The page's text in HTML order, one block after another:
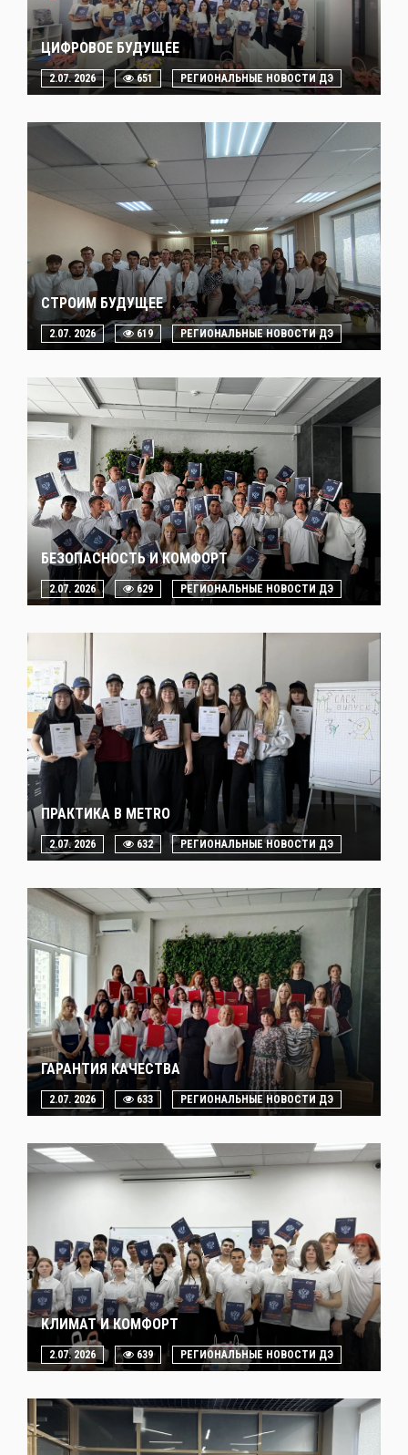
ЦИФРОВОЕ БУДУЩЕЕ
2.07. 2026 651 РЕГИОНАЛЬНЫЕ НОВОСТИ ДЭ
СТРОИМ БУДУЩЕЕ
2.07. 2026 619 РЕГИОНАЛЬНЫЕ НОВОСТИ ДЭ
БЕЗОПАСНОСТЬ И КОМФОРТ
2.07. 2026 629 РЕГИОНАЛЬНЫЕ НОВОСТИ ДЭ
ПРАКТИКА В METRO
2.07. 2026 632 РЕГИОНАЛЬНЫЕ НОВОСТИ ДЭ
ГАРАНТИЯ КАЧЕСТВА
2.07. 2026 633 РЕГИОНАЛЬНЫЕ НОВОСТИ ДЭ
КЛИМАТ И КОМФОРТ
2.07. 2026 639 РЕГИОНАЛЬНЫЕ НОВОСТИ ДЭ